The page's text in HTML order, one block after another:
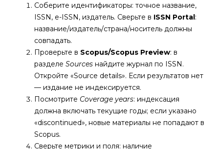
Соберите идентификаторы: точное название,
ISSN, e-ISSN, издатель. Сверьте в ISSN Portal:
название/издатель/страна/носитель должны
совпадать.
Проверьте в Scopus/Scopus Preview: в
разделе Sources найдите журнал по ISSN.
Откройте «Source details». Если результатов нет
— издание не индексируется.
Посмотрите Coverage years: индексация
должна включать текущие годы; если указано
«discontinued», новые материалы не попадают в
Scopus.
Сверьте метрики и поля: наличие